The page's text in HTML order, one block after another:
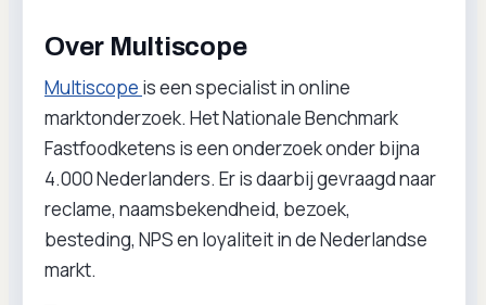
Over Multiscope
Multiscope is een specialist in online
marktonderzoek. Het Nationale Benchmark
Fastfoodketens is een onderzoek onder bijna
4.000 Nederlanders. Er is daarbij gevraagd naar
reclame, naamsbekendheid, bezoek,
besteding, NPS en loyaliteit in de Nederlandse
markt.